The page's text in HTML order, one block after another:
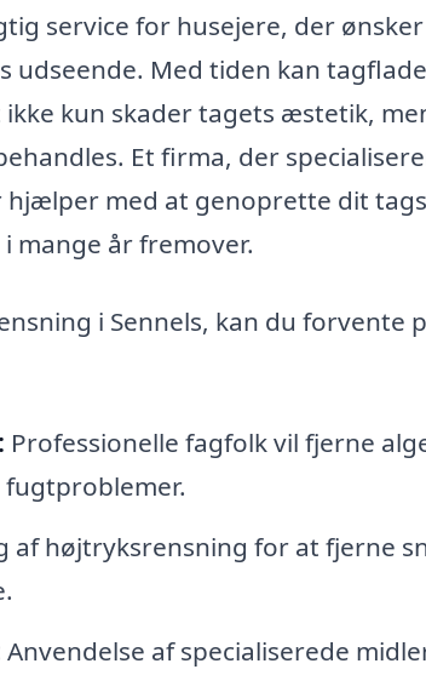
service for husejere, der
udseende. Med tiden kan
kun skader tagets æstetik,
Et firma, der
med at genoprette dit
mange år fremover.
i Sennels, kan du forvente
Professionelle fagfolk vil fjerne
fugtproblemer.
af højtryksrensning for at fjerne
Anvendelse af specialiserede